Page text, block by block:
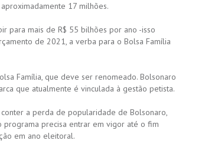
17 milhões.
para mais de R$ 55 bilhões por ano -isso
de 2021, a verba para o Bolsa Família
Família, que deve ser renomeado. Bolsonaro
que atualmente é vinculada à gestão petista.
a perda de popularidade de Bolsonaro,
precisa entrar em vigor até o fim
em ano eleitoral.